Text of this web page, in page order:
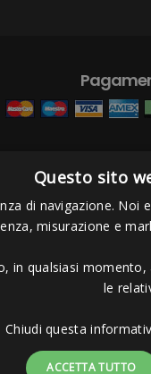
sas - Via Bordigona, 5 -
Questo sito
di navigazione.
misurazione e
qualsiasi
le
Chiudi questa
ACCETTA TUTTO